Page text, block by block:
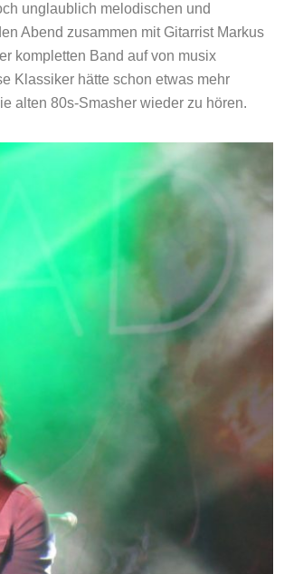
unglaublich melodischen und
Abend zusammen mit Gitarrist Markus
kompletten Band auf von musix
Klassiker hätte schon etwas mehr
alten 80s-Smasher wieder zu hören.